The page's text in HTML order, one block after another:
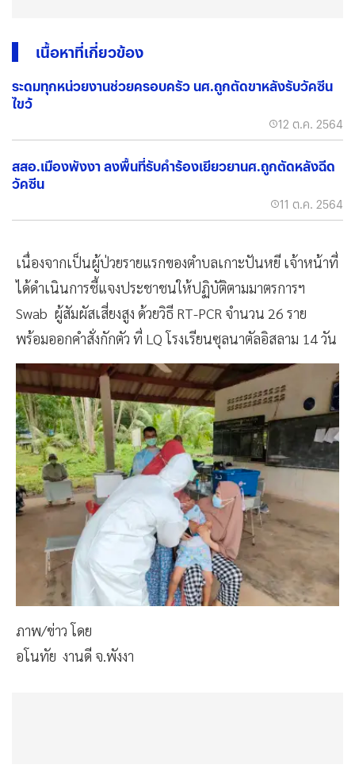
เนื้อหาที่เกี่ยวข้อง
ระดมทุกหน่วยงานช่วยครอบครัว นศ.ถูกตัดขาหลังรับวัคซีน
ไขว้
12 ต.ค. 2564
สสอ.เมืองพังงา ลงพื้นที่รับคำร้องเยียวยานศ.ถูกตัดหลังฉีด
วัคซีน
11 ต.ค. 2564
เนื่องจากเป็นผู้ป่วยรายแรกของตำบลเกาะปันหยี เจ้าหน้าที่
ได้ดำเนินการชี้แจงประชาชนให้ปฏิบัติตามมาตรการฯ
Swab ผู้สัมผัสเสี่ยงสูง ด้วยวิธี RT-PCR จำนวน 26 ราย
พร้อมออกคำสั่งกักตัว ที่ LQ โรงเรียนซุลนาตัลอิสลาม 14 วัน
ภาพ/ข่าว โดย
อโนทัย งานดี จ.พังงา